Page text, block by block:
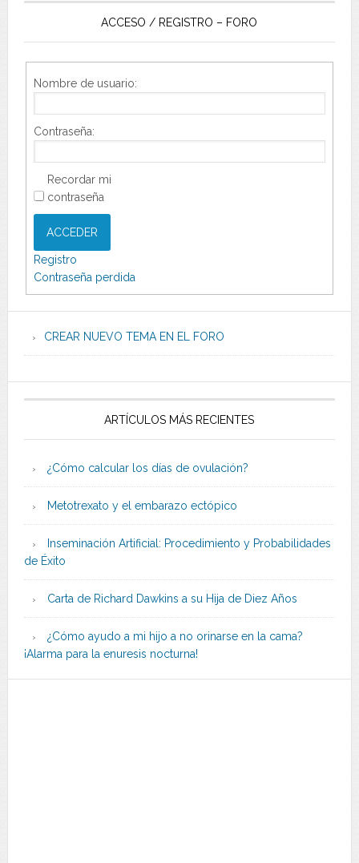
ACCESO / REGISTRO – FORO
Nombre de usuario:
Contraseña:
Recordar mi
contraseña
ACCEDER
Registro
Contraseña perdida
CREAR NUEVO TEMA EN EL FORO
ARTÍCULOS MÁS RECIENTES
¿Cómo calcular los días de ovulación?
Metotrexato y el embarazo ectópico
Inseminación Artificial: Procedimiento y Probabilidades
de Éxito
Carta de Richard Dawkins a su Hija de Diez Años
¿Cómo ayudo a mi hijo a no orinarse en la cama?
¡Alarma para la enuresis nocturna!